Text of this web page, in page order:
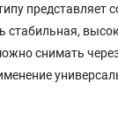
снимать